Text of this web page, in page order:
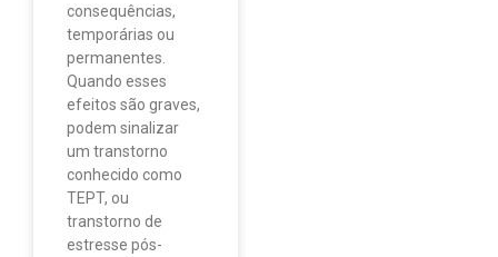
consequências,
temporárias ou
permanentes.
Quando esses
efeitos são graves,
podem sinalizar
um transtorno
conhecido como
TEPT, ou
transtorno de
estresse pós-